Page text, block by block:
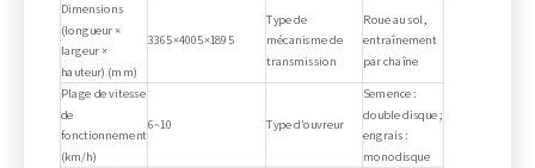
Dimensions
(longueur ×
largeur ×
hauteur) (mm)
3365×4005×1895
Type de
mécanisme de
transmission
Roue au sol,
entraînement
par chaîne
Plage de vitesse
de
fonctionnement
(km/h)
6~10 Type d'ouvreur
Semence :
double disque ;
engrais :
monodisque